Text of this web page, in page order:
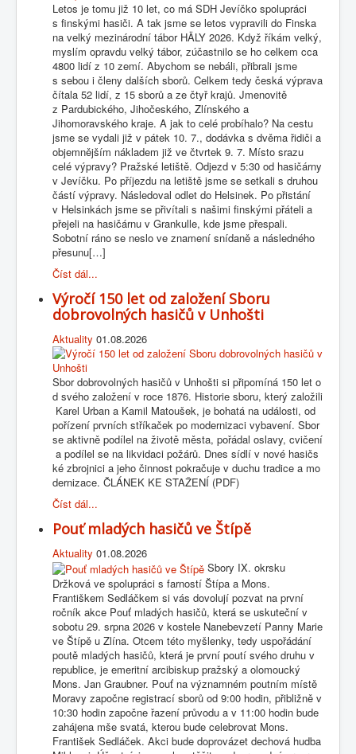
Letos je tomu již 10 let, co má SDH Jevíčko spolupráci
s finskými hasiči. A tak jsme se letos vypravili do Finska
na velký mezinárodní tábor HÄLY 2026. Když říkám velký,
myslím opravdu velký tábor, zúčastnilo se ho celkem cca
4800 lidí z 10 zemí. Abychom se nebáli, přibrali jsme
s sebou i členy dalších sborů. Celkem tedy česká výprava
čítala 52 lidí, z 15 sborů a ze čtyř krajů. Jmenovitě
z Pardubického, Jihočeského, Zlínského a
Jihomoravského kraje. A jak to celé probíhalo? Na cestu
jsme se vydali již v pátek 10. 7., dodávka s dvěma řidiči a
objemnějším nákladem již ve čtvrtek 9. 7. Místo srazu
celé výpravy? Pražské letiště. Odjezd v 5:30 od hasičárny
v Jevíčku. Po příjezdu na letiště jsme se setkali s druhou
částí výpravy. Následoval odlet do Helsinek. Po přistání
v Helsinkách jsme se přivítali s našimi finskými přáteli a
přejeli na hasičárnu v Grankulle, kde jsme přespali.
Sobotní ráno se neslo ve znamení snídaně a následného
přesunu[…]
Číst dál...
Výročí 150 let od založení Sboru
dobrovolných hasičů v Unhošti
Aktuality 01.08.2026
Sbor dobrovolných hasičů v Unhošti si připomíná 150 let o
d svého založení v roce 1876. Historie sboru, který založili
Karel Urban a Kamil Matoušek, je bohatá na události, od
pořízení prvních stříkaček po modernizaci vybavení. Sbor
se aktivně podílel na životě města, pořádal oslavy, cvičení
a podílel se na likvidaci požárů. Dnes sídlí v nové hasičs
ké zbrojnici a jeho činnost pokračuje v duchu tradice a mo
dernizace. ČLÁNEK KE STAŽENÍ (PDF)
Číst dál...
Pouť mladých hasičů ve Štípě
Aktuality 01.08.2026
Sbory IX. okrsku
Držková ve spolupráci s farností Štípa a Mons.
Františkem Sedláčkem si vás dovolují pozvat na první
ročník akce Pouť mladých hasičů, která se uskuteční v
sobotu 29. srpna 2026 v kostele Nanebevzetí Panny Marie
ve Štípě u Zlína. Otcem této myšlenky, tedy uspořádání
poutě mladých hasičů, která je první poutí svého druhu v
republice, je emeritní arcibiskup pražský a olomoucký
Mons. Jan Graubner. Pouť na významném poutním místě
Moravy započne registrací sborů od 9:00 hodin, přibližně v
10:30 hodin započne řazení průvodu a v 11:00 hodin bude
zahájena mše svatá, kterou bude celebrovat Mons.
František Sedláček. Akci bude doprovázet dechová hudba